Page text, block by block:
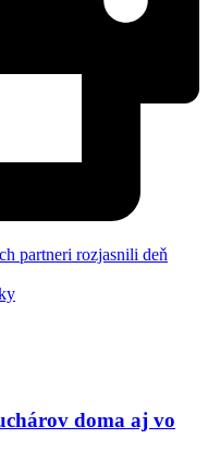
partneri rozjasnili deň
doma aj vo